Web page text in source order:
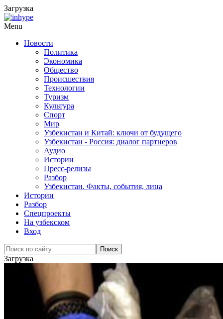
Загрузка
Menu
Новости
Политика
Экономика
Общество
Происшествия
Технологии
Туризм
Культура
Спорт
Мир
Узбекистан и Китай: ключи от будущего
Узбекистан - Россия: диалог партнеров
Аудио
Истории
Пресс-релизы
Разбор
Узбекистан. Факты, события, лица
Истории
Разбор
Спецпроекты
На узбекском
Вход
Загрузка